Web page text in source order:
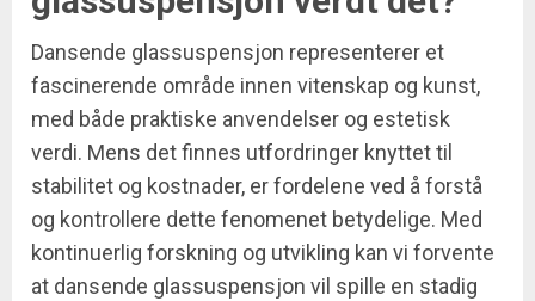
Dansende glassuspensjon representerer et
fascinerende område innen vitenskap og kunst,
med både praktiske anvendelser og estetisk
verdi. Mens det finnes utfordringer knyttet til
stabilitet og kostnader, er fordelene ved å forstå
og kontrollere dette fenomenet betydelige. Med
kontinuerlig forskning og utvikling kan vi forvente
at dansende glassuspensjon vil spille en stadig